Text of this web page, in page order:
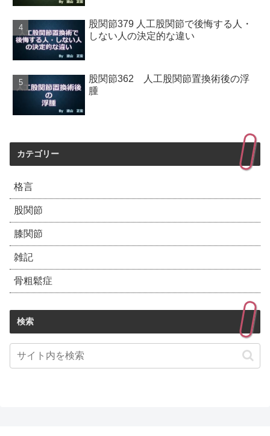
股関節379 人工股関節で後悔する人・
しない人の決定的な違い
股関節362 人工股関節置換術後の浮
腫
カテゴリー
格言
股関節
膝関節
雑記
骨粗鬆症
検索